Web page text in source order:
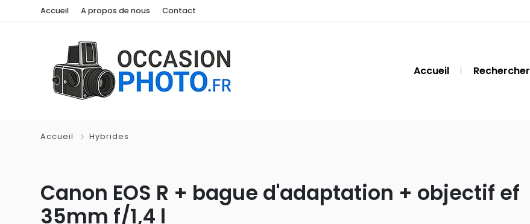
Accueil A propos de nous Contact
Accueil Rechercher
Accueil Hybrides
Canon EOS R + bague d'adaptation + objectif ef
35mm f/1,4 l